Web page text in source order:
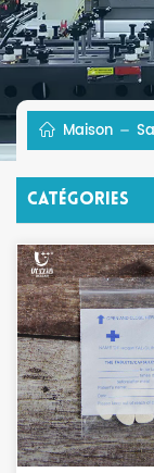
Maison
Catégories